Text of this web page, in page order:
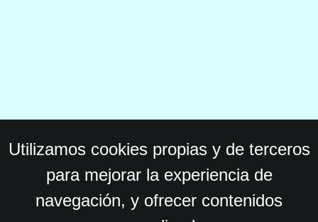
Utilizamos cookies propias y de terceros
para mejorar la experiencia de
navegación, y ofrecer contenidos